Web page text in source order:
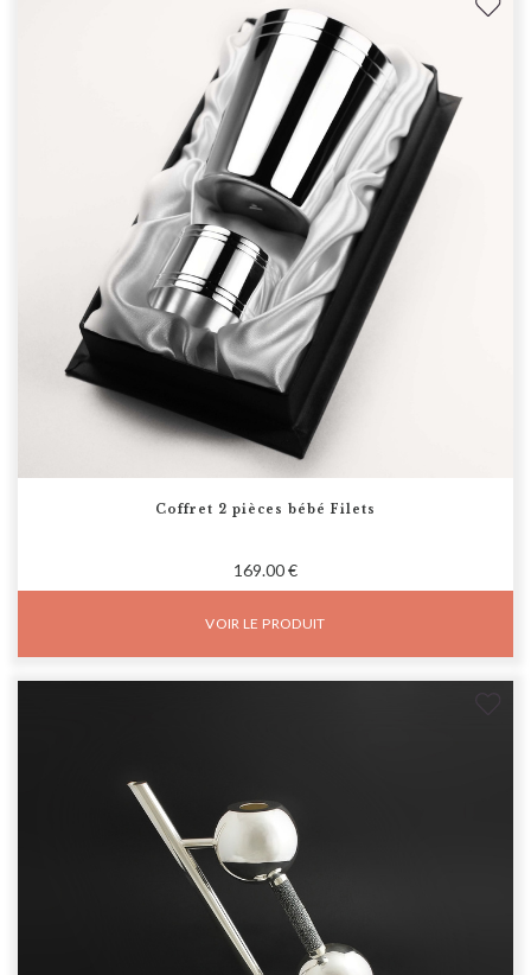
Coffret 2 pièces bébé Filets
169.00 €
VOIR LE PRODUIT